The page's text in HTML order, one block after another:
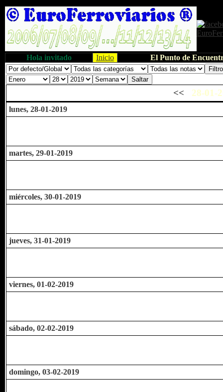
Hola invitado Inicio El Punto de
<< 28-01-
lunes, 28-01-2019
martes, 29-01-2019
miércoles, 30-01-2019
jueves, 31-01-2019
viernes, 01-02-2019
sábado, 02-02-2019
domingo, 03-02-2019